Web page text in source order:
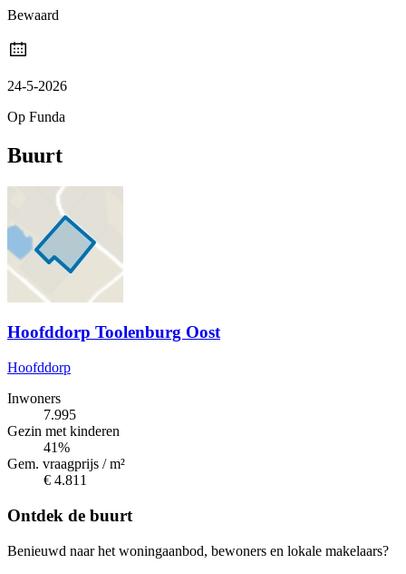
Bewaard
24-5-2026
Op Funda
Buurt
Hoofddorp Toolenburg Oost
Hoofddorp
Inwoners
7.995
Gezin met kinderen
41%
Gem. vraagprijs / m²
€ 4.811
Ontdek de buurt
Benieuwd naar het woningaanbod, bewoners en lokale makelaars?